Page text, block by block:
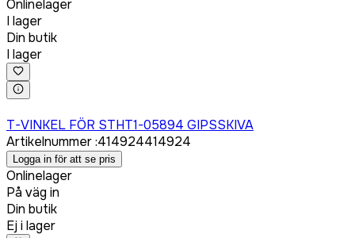
Onlinelager
I lager
Din butik
I lager
T-VINKEL FÖR STHT1-05894 GIPSSKIVA
Artikelnummer:414924414924
Logga in för att se pris
Onlinelager
På väg in
Din butik
Ej i lager